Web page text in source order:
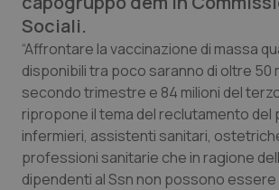
Abruzzo
Basilicata
Calabria
Campania
QS Pro Gold
Artrite & artrosi
Asma & BPCO
Car-T
QS Club Newsletter
Sociali.
“Affrontare la vaccinazione di massa
disponibili tra poco saranno di oltre 50
secondo trimestre e 84 milioni del
ripropone il tema del reclutamento del
infermieri, assistenti sanitari,
professioni sanitarie che in ragione
dipendenti al Ssn non possono